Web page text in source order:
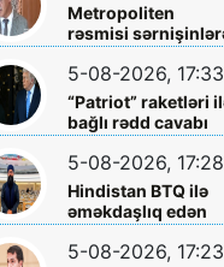
Metropoliten
rəsmisi
çıxış yolu göstərdi
5-08-2026, 17:33
“Patriot” raketləri
bağlı rədd cavabı
aldı
5-08-2026, 17:28
Hindistan BTQ ilə
əməkdaşlıq edən
hüquq
təhdid edib
5-08-2026, 17:23